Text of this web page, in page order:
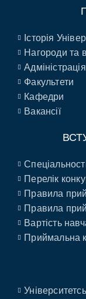
Історія
Нагороди та
Адміністрація
Факультети
Кафедри
Вакансії
Перелік
Правила
Правила
Вартість
Приймальна